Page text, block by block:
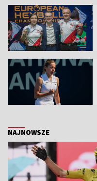
NAJNOWSZE